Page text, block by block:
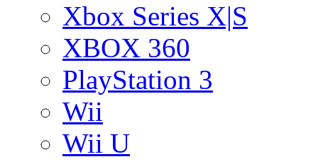
Xbox Series X|S
XBOX 360
PlayStation 3
Wii
Wii U